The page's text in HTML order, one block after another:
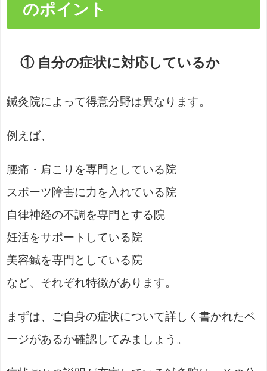
のポイント
① 自分の症状に対応しているか
鍼灸院によって得意分野は異なります。
例えば、
腰痛・肩こりを専門としている院
スポーツ障害に力を入れている院
自律神経の不調を専門とする院
妊活をサポートしている院
美容鍼を専門としている院
など、それぞれ特徴があります。
まずは、ご自身の症状について詳しく書かれたペ
ージがあるか確認してみましょう。